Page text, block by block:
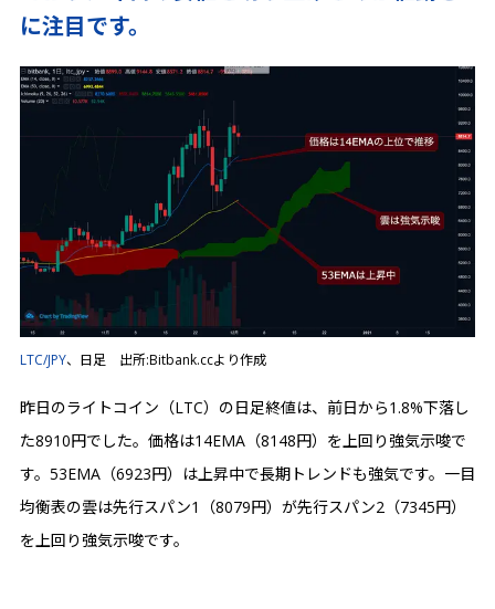
に注目です。
LTC/JPY、日足 出所:Bitbank.ccより作成
昨日のライトコイン（LTC）の日足終値は、前日から1.8%下落し
た8910円でした。価格は14EMA（8148円）を上回り強気示唆で
す。53EMA（6923円）は上昇中で長期トレンドも強気です。一目
均衡表の雲は先行スパン1（8079円）が先行スパン2（7345円）
を上回り強気示唆です。